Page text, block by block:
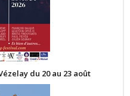
du 20 au 23 août